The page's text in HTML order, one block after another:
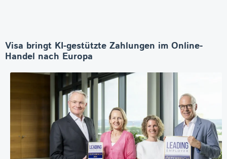
Visa bringt KI-gestützte Zahlungen im Online-
Handel nach Europa